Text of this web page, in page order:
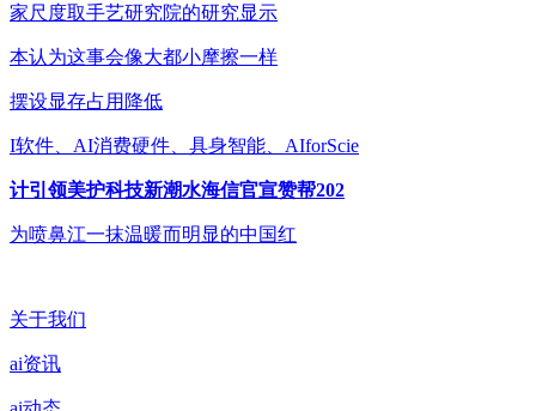
家尺度取手艺研究院的研究显示
本认为这事会像大都小摩擦一样
摆设显存占用降低
I软件、AI消费硬件、具身智能、AIforScie
计引领美护科技新潮水海信官宣赞帮202
为喷鼻江一抹温暖而明显的中国红
关于我们
ai资讯